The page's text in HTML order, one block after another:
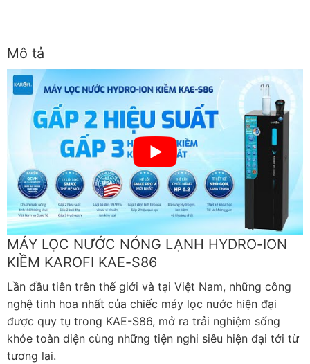
Mô tả
MÁY LỌC NƯỚC NÓNG LẠNH HYDRO-ION
KIỀM KAROFI KAE-S86
Lần đầu tiên trên thế giới và tại Việt Nam, những công
nghệ tinh hoa nhất của chiếc máy lọc nước hiện đại
được quy tụ trong KAE-S86, mở ra trải nghiệm sống
khỏe toàn diện cùng những tiện nghi siêu hiện đại tới từ
tương lai.